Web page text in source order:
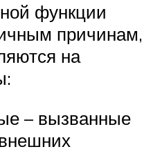
функции
причинам,
на
– вызванные